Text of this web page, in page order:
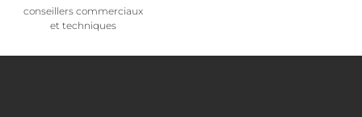
conseillers commerciaux
et techniques